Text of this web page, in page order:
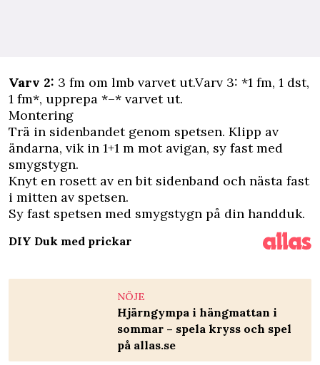
Varv 2: 3 fm om lmb varvet ut.Varv 3: *1 fm, 1 dst,
1 fm*, upprepa *–* varvet ut.
Montering
Trä in sidenbandet genom spetsen. Klipp av
ändarna, vik in 1+1 m mot avigan, sy fast med
smygstygn.
Knyt en rosett av en bit sidenband och nästa fast
i mitten av spetsen.
Sy fast spetsen med smygstygn på din handduk.
DIY Duk med prickar
NÖJE
Hjärngympa i hängmattan i
sommar – spela kryss och spel
på allas.se